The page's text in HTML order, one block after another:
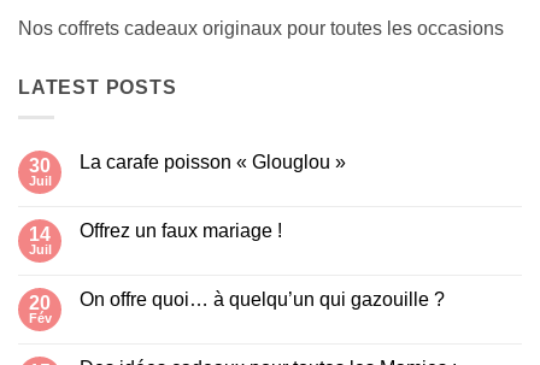
Nos coffrets cadeaux originaux pour toutes les occasions
LATEST POSTS
30
Juil
La carafe poisson « Glouglou »
La
14
Juil
Offrez un faux mariage !
Offrez
20
Fév
On offre quoi… à quelqu’un qui gazouille ?